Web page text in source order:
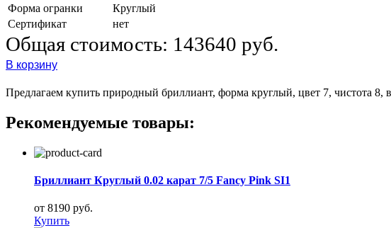
Форма огранки
Круглый
Сертификат
нет
Общая стоимость: 143640 руб.
В корзину
Предлагаем купить природный бриллиант, форма круглый, цвет 7, чистота 8,
Рекомендуемые товары:
Бриллиант Круглый 0.02 карат 7/5 Fancy Pink SI1
от 8190 руб.
Купить